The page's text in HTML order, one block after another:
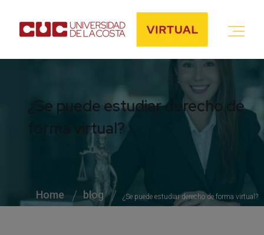
¿Se puede estudiar derecho de
forma virtual?
Home blog ¿Se puede estudiar derecho de forma virtual?